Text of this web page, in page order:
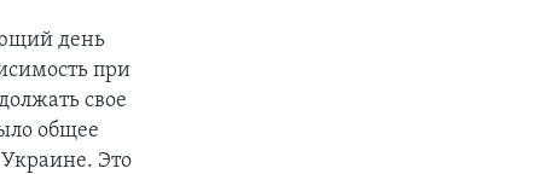
день
при
свое
общее
Это